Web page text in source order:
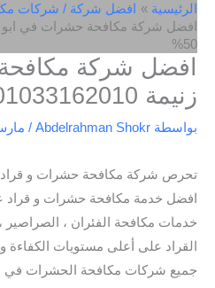
الرئيسية
افضل شركة / شركات
50%
افضل شركة
زنيمة 01033162010- خصم 50%
بواسطة Abdelrahman Shokr
/ مارس 3,
تحرص شركة مكافحة حشرات و قراد
افضل خدمة مكافحة حشرات و قراد
خدمات مكافحة الفئران ، الصراصير
القراد على أعلى مستويات الكفاءة
جميع شركات مكافحة الحشرات في